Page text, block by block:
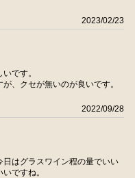
2023/02/23
です。
、クセが無いのが良いです。
2022/09/28
はグラスワイン程の量でいい
ですね。